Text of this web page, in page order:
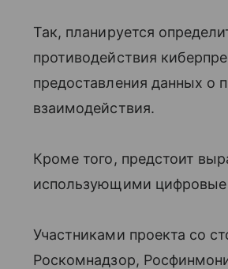
Так, планируется
противодействия
предоставления данных о
взаимодействия.
Кроме того, предстоит
использующими цифровые
Участниками проекта со
Роскомнадзор,